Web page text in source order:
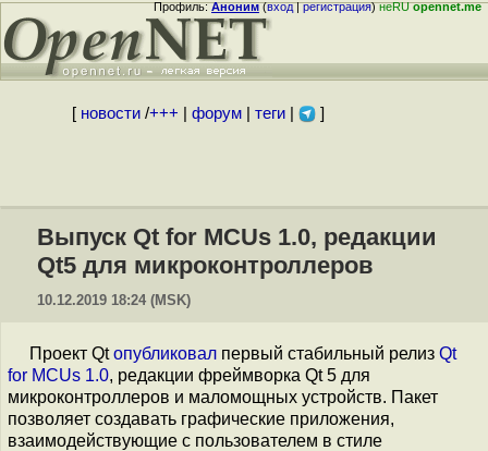
Профиль:Аноним(вход|регистрация)неRUopennet.me
[ новости/+++ форум| теги| ]
Выпуск Qt for MCUs 1.0, редакции
Qt5 для микроконтроллеров
10.12.2019 18:24 (MSK)
Проект Qtопубликовал первый стабильный релиз Qt
for MCUs 1.0, редакции фреймворка Qt 5 для
микроконтроллеров и маломощных устройств. Пакет
позволяет создавать графические приложения,
взаимодействующие с пользователем в стиле